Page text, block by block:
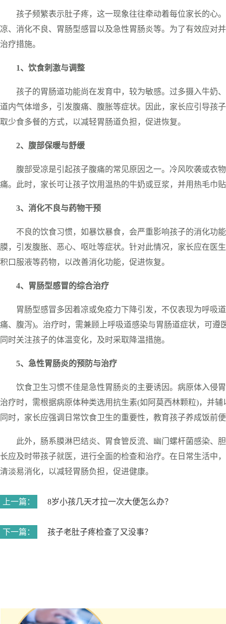
孩子频繁表示肚子疼，这一现象往往牵动着每位家长的心
凉、消化不良、胃肠型感冒以及急性胃肠炎等。为了有效应对
治疗措施。
1、饮食刺激与调整
孩子的胃肠道功能尚在发育中，较为敏感。过多摄入牛奶
道内气体增多，引发腹痛、腹胀等症状。因此，家长应引导孩
取少食多餐的方式，以减轻胃肠道负担，促进恢复。
2、腹部保暖与舒缓
腹部受凉是引起孩子腹痛的常见原因之一。冷风吹袭或衣
痛。此时，家长可让孩子饮用温热的牛奶或豆浆，并用热毛巾
3、消化不良与药物干预
不良的饮食习惯，如暴饮暴食，会严重影响孩子的消化功
膜，引发腹胀、恶心、呕吐等症状。针对此情况，家长应在医
积口服液等药物，以改善消化功能，促进恢复。
4、胃肠型感冒的综合治疗
胃肠型感冒多因着凉或免疫力下降引发，不仅表现为呼吸
痛、腹泻)。治疗时，需兼顾上呼吸道感染与胃肠道症状，可
同时关注孩子的体温变化，及时采取降温措施。
5、急性胃肠炎的预防与治疗
饮食卫生习惯不佳是急性胃肠炎的主要诱因。病原体入侵
治疗时，需根据病原体种类选用抗生素(如阿莫西林颗粒)，并
同时，家长应强调日常饮食卫生的重要性，教育孩子养成饭前
此外，肠系膜淋巴结炎、胃食管反流、幽门螺杆菌感染、
长应及时带孩子就医，进行全面的检查和治疗。在日常生活中
清淡易消化，以减轻胃肠负担，促进健康。
上一篇： 8岁小孩几天才拉一次大便怎么办？
下一篇： 孩子老肚子疼检查了又没事？